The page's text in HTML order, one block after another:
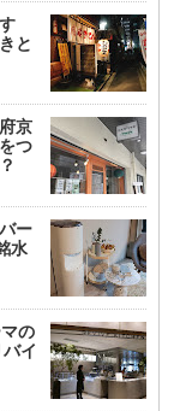
と
京
つ
ー
水
の
イ